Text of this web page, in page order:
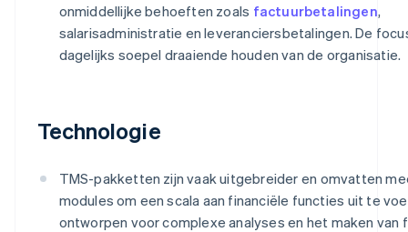
onmiddellijke behoeften zoals factuurbetalingen,
salarisadministratie en leveranciersbetalingen. De
dagelijks soepel draaiende houden van de organisatie.
Technologie
TMS-pakketten zijn vaak uitgebreider en omvatten
modules om een scala aan financiële functies uit te
ontworpen voor complexe analyses en het maken van